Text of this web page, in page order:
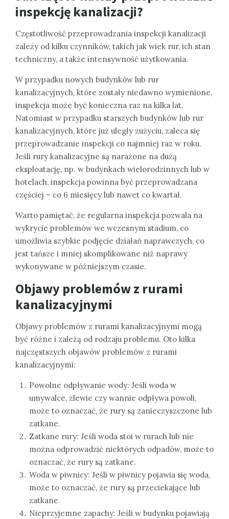
inspekcję kanalizacji?
Częstotliwość przeprowadzania inspekcji kanalizacji
zależy od kilku czynników, takich jak wiek rur, ich stan
techniczny, a także intensywność użytkowania.
W przypadku nowych budynków lub rur
kanalizacyjnych, które zostały niedawno wymienione,
inspekcja może być konieczna raz na kilka lat.
Natomiast w przypadku starszych budynków lub rur
kanalizacyjnych, które już uległy zużyciu, zaleca się
przeprowadzanie inspekcji co najmniej raz w roku.
Jeśli rury kanalizacyjne są narażone na dużą
eksploatację, np. w budynkach wielorodzinnych lub w
hotelach, inspekcja powinna być przeprowadzana
częściej – co 6 miesięcy lub nawet co kwartał.
Warto pamiętać, że regularna inspekcja pozwala na
wykrycie problemów we wczesnym stadium, co
umożliwia szybkie podjęcie działań naprawczych, co
jest tańsze i mniej skomplikowane niż naprawy
wykonywane w późniejszym czasie.
Objawy problemów z rurami
kanalizacyjnymi
Objawy problemów z rurami kanalizacyjnymi mogą
być różne i zależą od rodzaju problemu. Oto kilka
najczęstszych objawów problemów z rurami
kanalizacyjnymi:
Powolne odpływanie wody: Jeśli woda w
umywalce, zlewie czy wannie odpływa powoli,
może to oznaczać, że rury są zanieczyszczone lub
zatkane.
Zatkane rury: Jeśli woda stoi w rurach lub nie
można odprowadzić niektórych odpadów, może to
oznaczać, że rury są zatkane.
Woda w piwnicy: Jeśli w piwnicy pojawia się woda,
może to oznaczać, że rury są przeciekające lub
zatkane.
Nieprzyjemne zapachy: Jeśli w budynku pojawiają